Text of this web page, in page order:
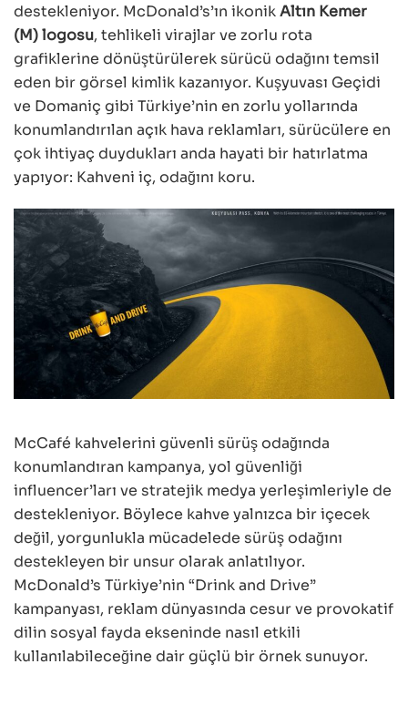
destekleniyor. McDonald’s’ın ikonikAltın Kemer
(M) logosu, tehlikeli virajlar ve zorlu rota
grafiklerine dönüştürülerek sürücü odağını temsil
eden bir görsel kimlik kazanıyor. Kuşyuvası Geçidi
ve Domaniç gibi Türkiye’nin en zorlu yollarında
konumlandırılan açık hava reklamları, sürücülere en
çok ihtiyaç duydukları anda hayati bir hatırlatma
yapıyor: Kahveni iç, odağını koru.
McCafé kahvelerini güvenli sürüş odağında
konumlandıran kampanya, yol güvenliği
influencer’ları ve stratejik medya yerleşimleriyle de
destekleniyor. Böylece kahve yalnızca bir içecek
değil, yorgunlukla mücadelede sürüş odağını
destekleyen bir unsur olarak anlatılıyor.
McDonald’s Türkiye’nin “Drink and Drive”
kampanyası, reklam dünyasında cesur ve provokatif
dilin sosyal fayda ekseninde nasıl etkili
kullanılabileceğine dair güçlü bir örnek sunuyor.